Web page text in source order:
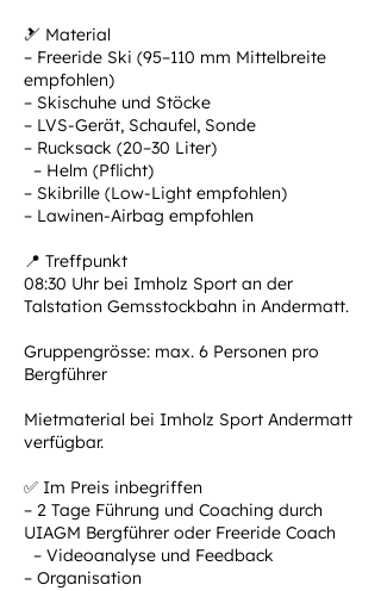
🎿 Material
– Freeride Ski (95–110 mm Mittelbreite
empfohlen)
– Skischuhe und Stöcke
– LVS-Gerät, Schaufel, Sonde
– Rucksack (20–30 Liter)
– Helm (Pflicht)
– Skibrille (Low-Light empfohlen)
– Lawinen-Airbag empfohlen
📍 Treffpunkt
08:30 Uhr bei Imholz Sport an der
Talstation Gemsstockbahn in Andermatt.
Gruppengrösse: max. 6 Personen pro
Bergführer
Mietmaterial bei Imholz Sport Andermatt
verfügbar.
✅ Im Preis inbegriffen
– 2 Tage Führung und Coaching durch
UIAGM Bergführer oder Freeride Coach
– Videoanalyse und Feedback
– Organisation